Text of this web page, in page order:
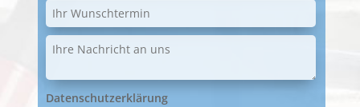
Datenschutzerklärung